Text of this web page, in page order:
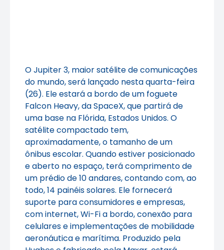
O Jupiter 3, maior satélite de comunicações
do mundo, será lançado nesta quarta-feira
(26). Ele estará a bordo de um foguete
Falcon Heavy, da SpaceX, que partirá de
uma base na Flórida, Estados Unidos. O
satélite compactado tem,
aproximadamente, o tamanho de um
ônibus escolar. Quando estiver posicionado
e aberto no espaço, terá comprimento de
um prédio de 10 andares, contando com, ao
todo, 14 painéis solares. Ele fornecerá
suporte para consumidores e empresas,
com internet, Wi-Fi a bordo, conexão para
celulares e implementações de mobilidade
aeronáutica e marítima. Produzido pela